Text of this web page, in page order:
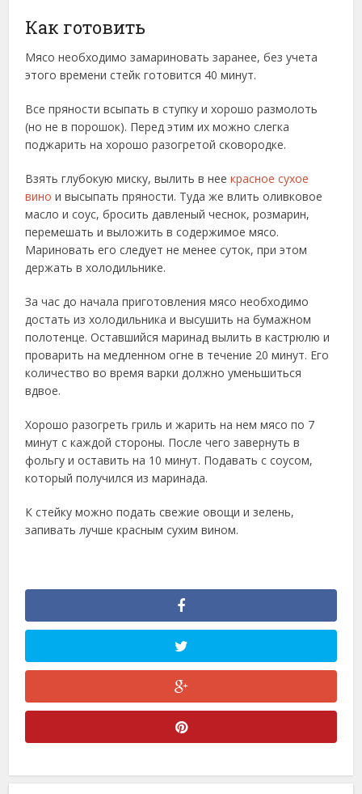
Как готовить
Мясо необходимо замариновать заранее, без учета
этого времени стейк готовится 40 минут.
Все пряности всыпать в ступку и хорошо размолоть
(но не в порошок). Перед этим их можно слегка
поджарить на хорошо разогретой сковородке.
Взять глубокую миску, вылить в неекрасное сухое
вино и высыпать пряности. Туда же влить оливковое
масло и соус, бросить давленый чеснок, розмарин,
перемешать и выложить в содержимое мясо.
Мариновать его следует не менее суток, при этом
держать в холодильнике.
За час до начала приготовления мясо необходимо
достать из холодильника и высушить на бумажном
полотенце. Оставшийся маринад вылить в кастрюлю и
проварить на медленном огне в течение 20 минут. Его
количество во время варки должно уменьшиться
вдвое.
Хорошо разогреть гриль и жарить на нем мясо по 7
минут с каждой стороны. После чего завернуть в
фольгу и оставить на 10 минут. Подавать с соусом,
который получился из маринада.
К стейку можно подать свежие овощи и зелень,
запивать лучше красным сухим вином.